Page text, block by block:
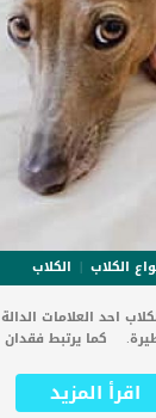
الكلاب
الكلاب
احد العلامات
كما يرتبط فقدان
الهضمى
عادة نجد ان وزن
اقرأ المزيد